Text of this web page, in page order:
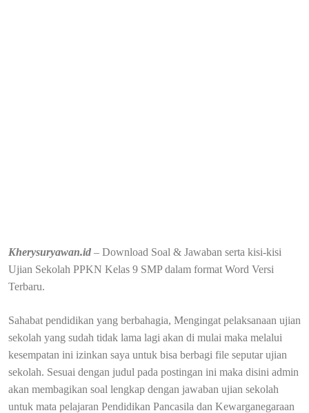
Kherysuryawan.id – Download Soal & Jawaban serta kisi-kisi
Ujian Sekolah PPKN Kelas 9 SMP dalam format Word Versi
Terbaru.
Sahabat pendidikan yang berbahagia, Mengingat pelaksanaan ujian
sekolah yang sudah tidak lama lagi akan di mulai maka melalui
kesempatan ini izinkan saya untuk bisa berbagi file seputar ujian
sekolah. Sesuai dengan judul pada postingan ini maka disini admin
akan membagikan soal lengkap dengan jawaban ujian sekolah
untuk mata pelajaran Pendidikan Pancasila dan Kewarganegaraan